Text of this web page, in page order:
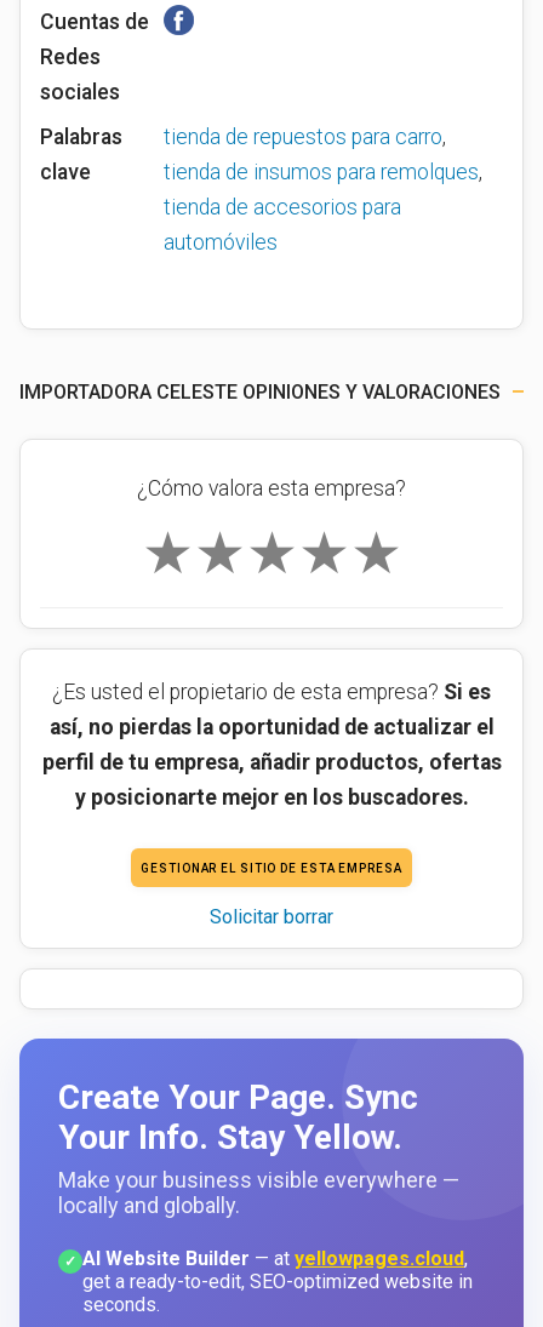
Cuentas de
Redes
sociales
Palabras
clave
tienda de repuestos para carro,
tienda de insumos para remolques,
tienda de accesorios para
automóviles
IMPORTADORA CELESTE OPINIONES Y VALORACIONES
¿Cómo valora esta empresa?
★
★
★
★
★
¿Es usted el propietario de esta empresa? Si es
así, no pierdas la oportunidad de actualizar el
perfil de tu empresa, añadir productos, ofertas
y posicionarte mejor en los buscadores.
GESTIONAR EL SITIO DE ESTA EMPRESA
Solicitar borrar
Create Your Page. Sync
Your Info. Stay Yellow.
Make your business visible everywhere —
locally and globally.
✓ AI Website Builder — at yellowpages.cloud,
get a ready-to-edit, SEO-optimized website in
seconds.